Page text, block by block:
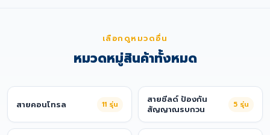
เลือกดูหมวดอื่น
หมวดหมู่สินค้าทั้งหมด
สายคอนโทรล 11 รุ่น
สายชีลด์ ป้องกัน
สัญญาณรบกวน
5 รุ่น